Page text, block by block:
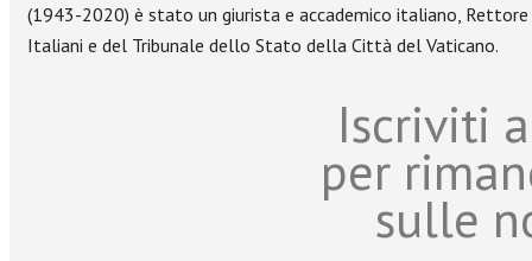
(1943-2020) è stato un giurista e accademico italiano,
Italiani e del Tribunale dello Stato della Città del Vaticano.
Iscriviti
per
sulle